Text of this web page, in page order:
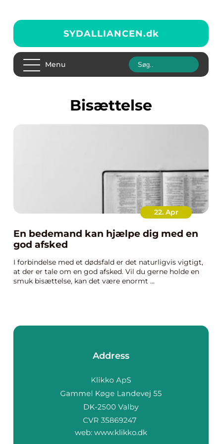
SYDALLIANCEN.dk
Menu
bisættelse
22. Apr
En bedemand kan hjælpe dig med en
god afsked
I forbindelse med et dødsfald er det naturligvis vigtigt,
at der er tale om en god afsked. Vil du gerne holde en
smuk bisættelse, kan det være enormt ...
Address
web: www.klikko.dk